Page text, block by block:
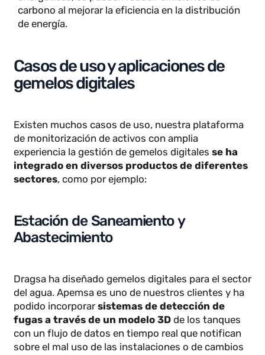
de datos en tiempo real, permitiendo a las
empresas tomar decisiones más informadas y
Mayor seguridad en entornos críticos
sectores como la energía o la industria
seguridad, reduciendo riesgos y garantizando la
integridad de los sistemas.
Sostenibilidad: La optimización de recursos
Por ejemplo, en la gestión de infraestructuras
energéticas, se pueden reducir emisiones de
Casos de uso y aplicaciones de
gemelos digitales